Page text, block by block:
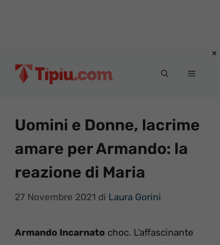
Menu
Uomini e Donne, lacrime
amare per Armando: la
reazione di Maria
27 Novembre 2021 di Laura Gorini
Armando Incarnato choc. L’affascinante